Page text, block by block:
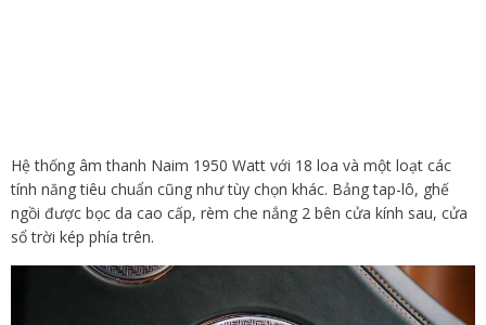
Hệ thống âm thanh Naim 1950 Watt với 18 loa và một loạt các
tính năng tiêu chuẩn cũng như tùy chọn khác. Bảng tap-lô, ghế
ngồi được bọc da cao cấp, rèm che nắng 2 bên cửa kính sau, cửa
sổ trời kép phía trên.